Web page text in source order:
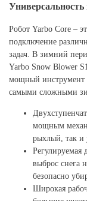
Робот Yarbo Core –
подключение
задач. В зимний
Yarbo Snow Blower
мощный инструмент
самыми сложными
мощным
рыхлый, так и
Регулируемая
выброс снега
безопасно
Широкая